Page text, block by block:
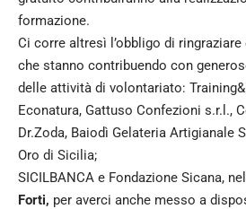
formazione.
Ci corre altresì l’obbligo di
che stanno contribuendo con
delle attività di volontariato:
Econatura, Gattuso Confezioni s.r.l.,
Dr.Zoda, Baiodì Gelateria Artigianale
Oro di Sicilia;
SICILBANCA e Fondazione Sicana,
Forti, per averci anche messo a